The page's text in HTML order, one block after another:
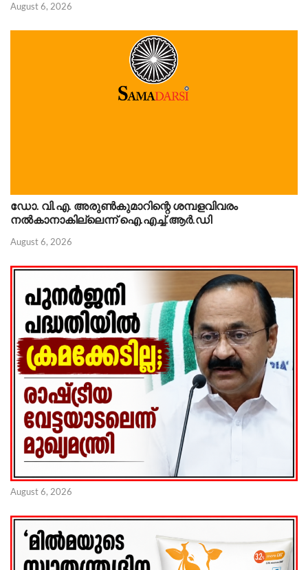
August 6, 2026
ഡോ. വി.എ. അരുണ്‍കുമാറിന്റെ ശമ്പളവിവരം
നൽകാനാകില്ലെന്ന് ഐ.എച്ച്.ആർ.ഡി
August 6, 2026
August 6, 2026